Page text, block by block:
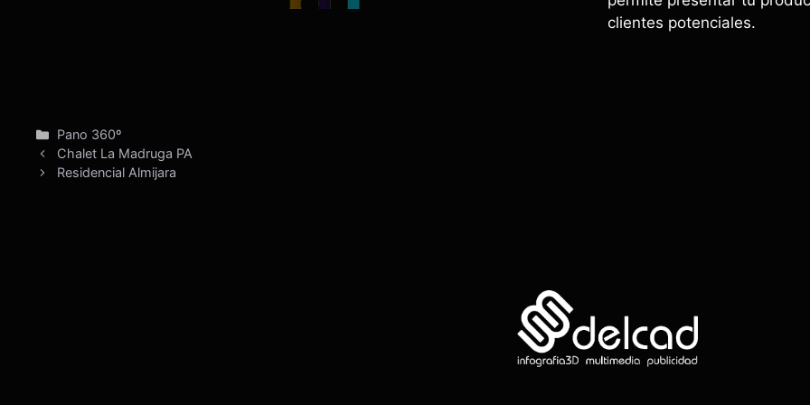
clientes potenciales.
Categorías
Pano 360º
Chalet La Madruga PA
Residencial Almijara